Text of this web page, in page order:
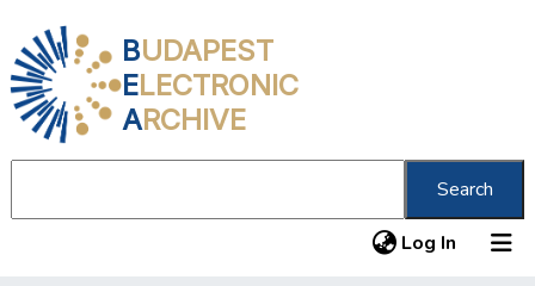
BUDAPEST
ELECTRONIC
ARCHIVE
Search
Log In (current)